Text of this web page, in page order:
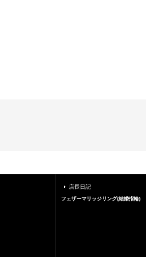
店長日記
フェザーマリッジリング(結婚指輪)